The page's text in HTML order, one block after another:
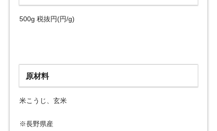
500g 税抜円(円/g)
原材料
米こうじ、玄米
※長野県産